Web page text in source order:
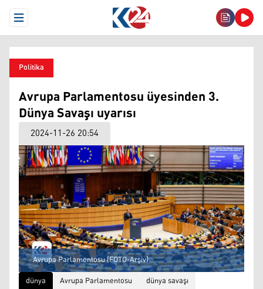
Open Menu
Politika
Avrupa Parlamentosu üyesinden 3.
Dünya Savaşı uyarısı
2024-11-26 20:54
Avrupa Parlamentosu (FOTO-Arşiv)
dünya
Avrupa Parlamentosu dünya savaşı